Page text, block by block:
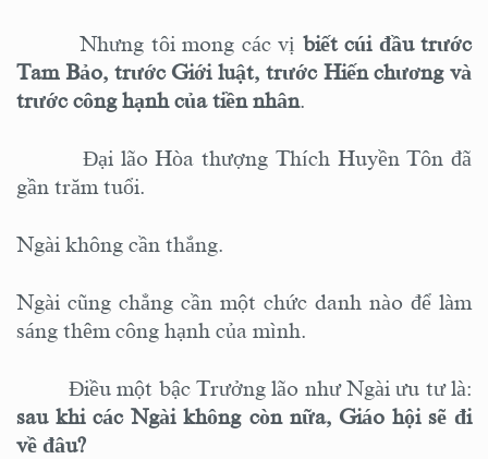
Nhưng tôi mong các vị biết cúi đầu trước
Tam Bảo, trước Giới luật, trước Hiến chương và
trước công hạnh của tiền nhân.
Đại lão Hòa thượng Thích Huyền Tôn đã
gần trăm tuổi.
Ngài không cần thắng.
Ngài cũng chẳng cần một chức danh nào để làm
sáng thêm công hạnh của mình.
Điều một bậc Trưởng lão như Ngài ưu tư là:
sau khi các Ngài không còn nữa, Giáo hội sẽ đi
về đâu?